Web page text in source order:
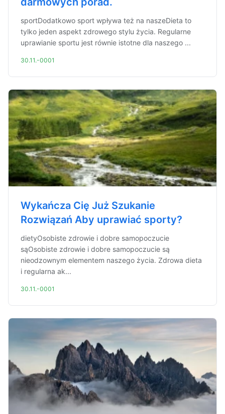
sportDodatkowo sport wpływa też na naszeDieta to
tylko jeden aspekt zdrowego stylu życia. Regularne
uprawianie sportu jest równie istotne dla naszego ...
30.11.-0001
Wykańcza Cię Już Szukanie
Rozwiązań Aby uprawiać sporty?
dietyOsobiste zdrowie i dobre samopoczucie
sąOsobiste zdrowie i dobre samopoczucie są
nieodzownym elementem naszego życia. Zdrowa dieta
i regularna ak...
30.11.-0001